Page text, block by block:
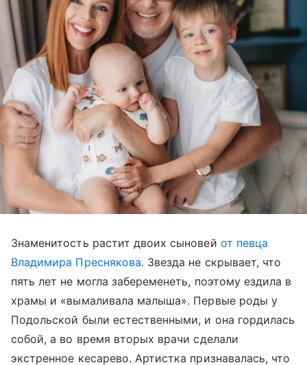
Знаменитость растит двоих сыновей от певца
Владимира Преснякова. Звезда не скрывает, что
пять лет не могла забеременеть, поэтому ездила в
храмы и «вымаливала малыша». Первые роды у
Подольской были естественными, и она гордилась
собой, а во время вторых врачи сделали
экстренное кесарево. Артистка признавалась, что